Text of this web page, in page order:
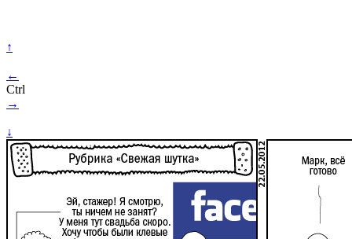
↑
←
Ctrl
→
↓